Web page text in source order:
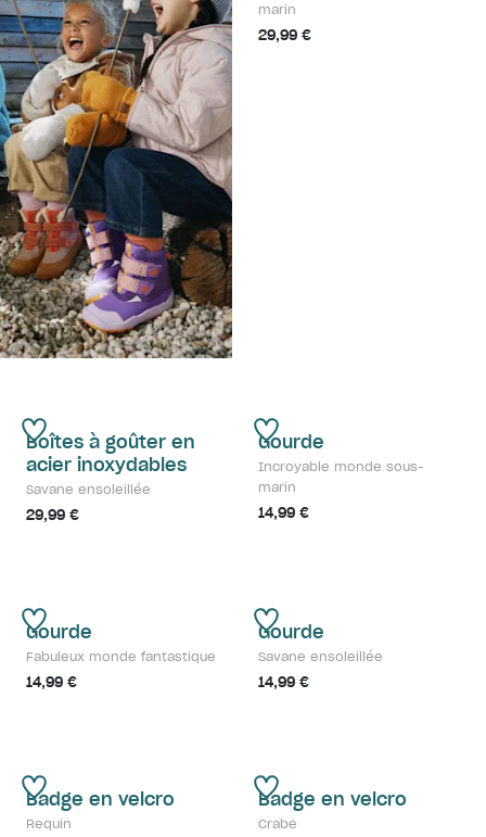
marin
29,99 €
Boîtes à goûter en
acier inoxydables
Savane ensoleillée
29,99 €
Gourde
Incroyable monde sous-
marin
14,99 €
Gourde
Fabuleux monde fantastique
14,99 €
Gourde
Savane ensoleillée
14,99 €
Badge en velcro
Requin
Badge en velcro
Crabe